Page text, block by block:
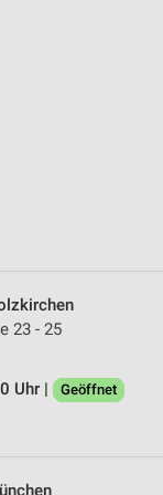
23 - 25
Uhr |
Geöffnet